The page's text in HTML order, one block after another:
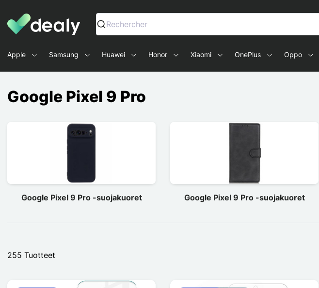
Dealy - Kotelot ja tarvikkeet älypuhelimille ja tableteille
Rechercher
Apple Samsung Huawei Honor Xiaomi OnePlus Oppo
Google Pixel 9 Pro
Google Pixel 9 Pro -suojakuoret Google Pixel 9 Pro -suojakuoret
255 Tuotteet